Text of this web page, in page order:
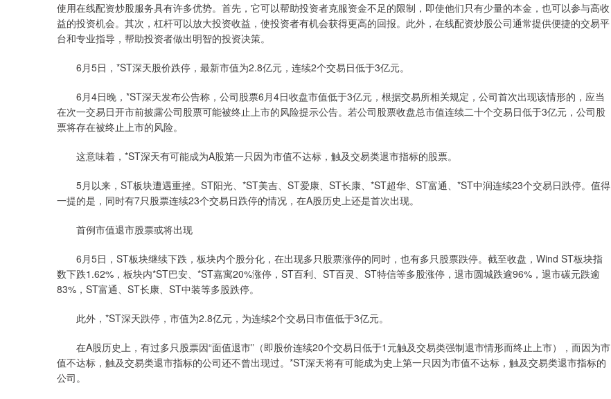
使用在线配资炒股服务具有许多优势。首先，它可以帮助投资者克服资金不足的限制，即使他们只有少量的本金，也可以参与高收
益的投资机会。其次，杠杆可以放大投资收益，使投资者有机会获得更高的回报。此外，在线配资炒股公司通常提供便捷的交易平
台和专业指导，帮助投资者做出明智的投资决策。
6月5日，*ST深天股价跌停，最新市值为2.8亿元，连续2个交易日低于3亿元。
6月4日晚，*ST深天发布公告称，公司股票6月4日收盘市值低于3亿元，根据交易所相关规定，公司首次出现该情形的，应当
在次一交易日开市前披露公司股票可能被终止上市的风险提示公告。若公司股票收盘总市值连续二十个交易日低于3亿元，公司股
票将存在被终止上市的风险。
这意味着，*ST深天有可能成为A股第一只因为市值不达标，触及交易类退市指标的股票。
5月以来，ST板块遭遇重挫。ST阳光、*ST美吉、ST爱康、ST长康、*ST超华、ST富通、*ST中润连续23个交易日跌停。值得
一提的是，同时有7只股票连续23个交易日跌停的情况，在A股历史上还是首次出现。
首例市值退市股票或将出现
6月5日，ST板块继续下跌，板块内个股分化，在出现多只股票涨停的同时，也有多只股票跌停。截至收盘，Wind ST板块指
数下跌1.62%，板块内*ST巴安、*ST嘉寓20%涨停，ST百利、ST百灵、ST特信等多股涨停，退市圆城跌逾96%，退市碳元跌逾
83%，ST富通、ST长康、ST中装等多股跌停。
此外，*ST深天跌停，市值为2.8亿元，为连续2个交易日市值低于3亿元。
在A股历史上，有过多只股票因“面值退市”（即股价连续20个交易日低于1元触及交易类强制退市情形而终止上市），而因为市
值不达标，触及交易类退市指标的公司还不曾出现过。*ST深天将有可能成为史上第一只因为市值不达标，触及交易类退市指标的
公司。